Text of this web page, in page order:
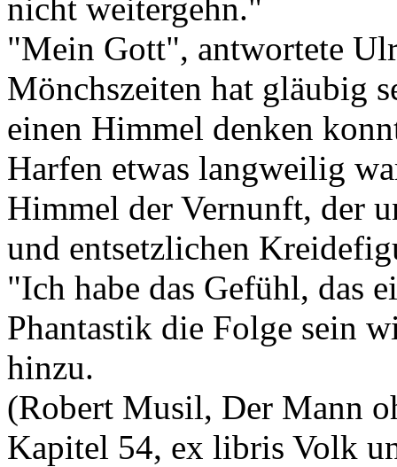
nicht weitergehn."
"Mein Gott", antwortete
Mönchszeiten hat gläubig
einen Himmel denken
Harfen etwas langweilig
Himmel der Vernunft, der
und entsetzlichen
"Ich habe das Gefühl, das
Phantastik die Folge sein
hinzu.
(Robert Musil, Der Mann
Kapitel 54, ex libris Volk